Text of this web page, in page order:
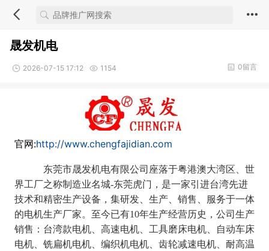
晟发机电
2026-07-15 17:12 1154 0留言
官网:http://www.chengfajidian.com
东莞市晟发机电有限公司座落于粤港澳大湾区、世
界工厂之称制造业名城-东莞虎门， 是一家引进台湾先进
技术和精密生产设备，集研发、生产、销售、服务于一体
的电机生产厂家。至今已有10年生产经营历史，公司 生产
销售：台湾款电机、高速电机、工具磨床电机、自动车床
电机、 铣扁机电机、 编织机电机 齿轮减速电机、 耐高温